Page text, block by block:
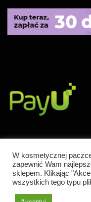
Powered by
W kosmetycznej
zapewnić Wam
sklepem. Klikając
wszystkich tego typu